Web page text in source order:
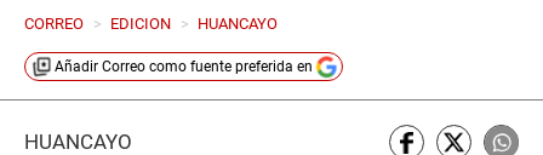
CORREO > EDICION > HUANCAYO
Añadir Correo como fuente preferida en
HUANCAYO